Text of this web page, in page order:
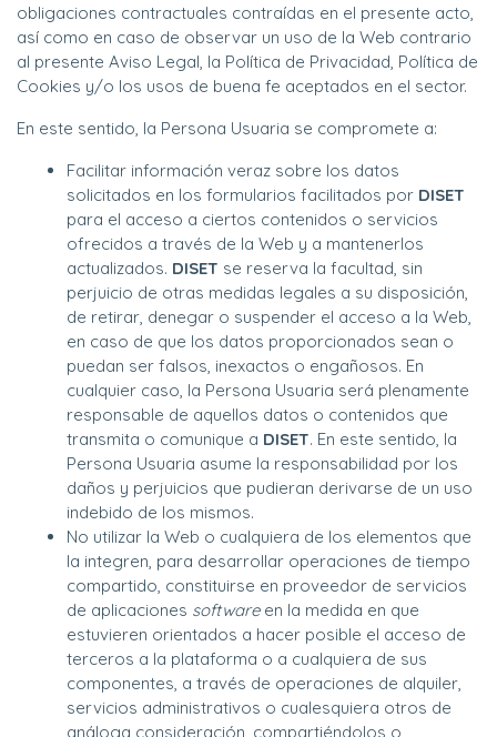
obligaciones contractuales contraídas en el presente acto,
así como en caso de observar un uso de la Web contrario
al presente Aviso Legal, la Política de Privacidad, Política de
Cookies y/o los usos de buena fe aceptados en el sector.
En este sentido, la Persona Usuaria se compromete a:
Facilitar información veraz sobre los datos
solicitados en los formularios facilitados por DISET
para el acceso a ciertos contenidos o servicios
ofrecidos a través de la Web y a mantenerlos
actualizados. DISET se reserva la facultad, sin
perjuicio de otras medidas legales a su disposición,
de retirar, denegar o suspender el acceso a la Web,
en caso de que los datos proporcionados sean o
puedan ser falsos, inexactos o engañosos. En
cualquier caso, la Persona Usuaria será plenamente
responsable de aquellos datos o contenidos que
transmita o comunique a DISET. En este sentido, la
Persona Usuaria asume la responsabilidad por los
daños y perjuicios que pudieran derivarse de un uso
indebido de los mismos.
No utilizar la Web o cualquiera de los elementos que
la integren, para desarrollar operaciones de tiempo
compartido, constituirse en proveedor de servicios
de aplicaciones software en la medida en que
estuvieren orientados a hacer posible el acceso de
terceros a la plataforma o a cualquiera de sus
componentes, a través de operaciones de alquiler,
servicios administrativos o cualesquiera otros de
análoga consideración, compartiéndolos o